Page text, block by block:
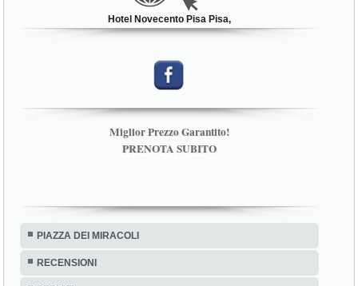
Hotel Novecento Pisa Pisa,
Miglior Prezzo Garantito!
PRENOTA SUBITO
PIAZZA DEI MIRACOLI
RECENSIONI